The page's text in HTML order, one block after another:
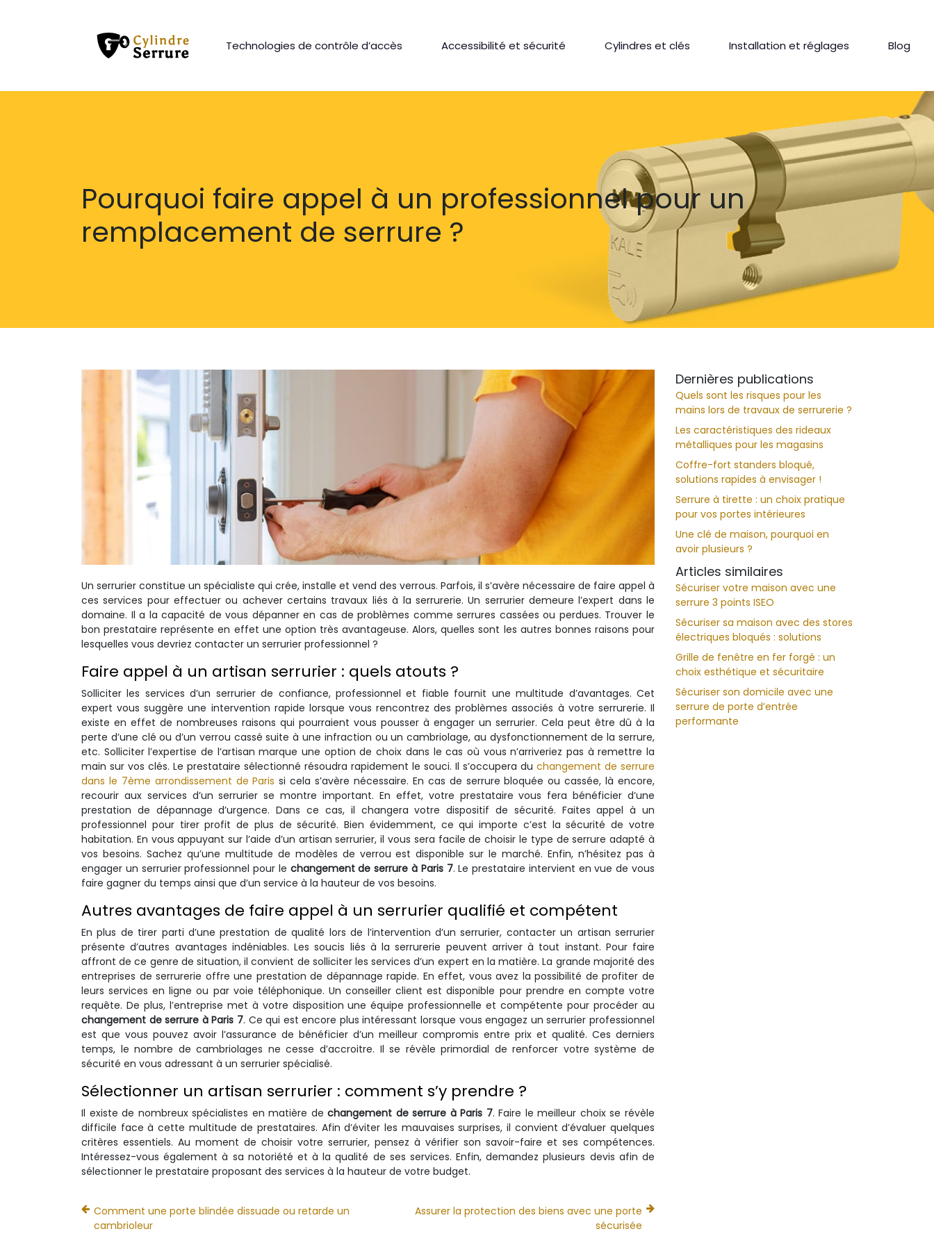
Technologies de contrôle d’accès Accessibilité et sécurité Cylindres et clés Installation et réglages Blog
Pourquoi faire appel à un professionnel pour un
remplacement de serrure ?
Un serrurier constitue un spécialiste qui crée, installe et vend des verrous. Parfois, il s’avère nécessaire de faire appel à
ces services pour effectuer ou achever certains travaux liés à la serrurerie. Un serrurier demeure l’expert dans le
domaine. Il a la capacité de vous dépanner en cas de problèmes comme serrures cassées ou perdues. Trouver le
bon prestataire représente en effet une option très avantageuse. Alors, quelles sont les autres bonnes raisons pour
lesquelles vous devriez contacter un serrurier professionnel ?
Faire appel à un artisan serrurier : quels atouts ?
Solliciter les services d’un serrurier de confiance, professionnel et fiable fournit une multitude d’avantages. Cet
expert vous suggère une intervention rapide lorsque vous rencontrez des problèmes associés à votre serrurerie. Il
existe en effet de nombreuses raisons qui pourraient vous pousser à engager un serrurier. Cela peut être dû à la
perte d’une clé ou d’un verrou cassé suite à une infraction ou un cambriolage, au dysfonctionnement de la serrure,
etc. Solliciter l’expertise de l’artisan marque une option de choix dans le cas où vous n’arriveriez pas à remettre la
main sur vos clés. Le prestataire sélectionné résoudra rapidement le souci. Il s’occupera du changement de serrure
dans le 7ème arrondissement de Paris si cela s’avère nécessaire. En cas de serrure bloquée ou cassée, là encore,
recourir aux services d’un serrurier se montre important. En effet, votre prestataire vous fera bénéficier d’une
prestation de dépannage d’urgence. Dans ce cas, il changera votre dispositif de sécurité. Faites appel à un
professionnel pour tirer profit de plus de sécurité. Bien évidemment, ce qui importe c’est la sécurité de votre
habitation. En vous appuyant sur l’aide d’un artisan serrurier, il vous sera facile de choisir le type de serrure adapté à
vos besoins. Sachez qu’une multitude de modèles de verrou est disponible sur le marché. Enfin, n’hésitez pas à
engager un serrurier professionnel pour le changement de serrure à Paris 7. Le prestataire intervient en vue de vous
faire gagner du temps ainsi que d’un service à la hauteur de vos besoins.
Autres avantages de faire appel à un serrurier qualifié et compétent
En plus de tirer parti d’une prestation de qualité lors de l’intervention d’un serrurier, contacter un artisan serrurier
présente d’autres avantages indéniables. Les soucis liés à la serrurerie peuvent arriver à tout instant. Pour faire
affront de ce genre de situation, il convient de solliciter les services d’un expert en la matière. La grande majorité des
entreprises de serrurerie offre une prestation de dépannage rapide. En effet, vous avez la possibilité de profiter de
leurs services en ligne ou par voie téléphonique. Un conseiller client est disponible pour prendre en compte votre
requête. De plus, l’entreprise met à votre disposition une équipe professionnelle et compétente pour procéder au
changement de serrure à Paris 7. Ce qui est encore plus intéressant lorsque vous engagez un serrurier professionnel
est que vous pouvez avoir l’assurance de bénéficier d’un meilleur compromis entre prix et qualité. Ces derniers
temps, le nombre de cambriolages ne cesse d’accroitre. Il se révèle primordial de renforcer votre système de
sécurité en vous adressant à un serrurier spécialisé.
Sélectionner un artisan serrurier : comment s’y prendre ?
Il existe de nombreux spécialistes en matière dechangement de serrure à Paris 7. Faire le meilleur choix se révèle
difficile face à cette multitude de prestataires. Afin d’éviter les mauvaises surprises, il convient d’évaluer quelques
critères essentiels. Au moment de choisir votre serrurier, pensez à vérifier son savoir-faire et ses compétences.
Intéressez-vous également à sa notoriété et à la qualité de ses services. Enfin, demandez plusieurs devis afin de
sélectionner le prestataire proposant des services à la hauteur de votre budget.
Comment une porte blindée dissuade ou retarde un
cambrioleur
Assurer la protection des biens avec une porte
sécurisée
Dernières publications
Quels sont les risques pour les
mains lors de travaux de serrurerie ?
Les caractéristiques des rideaux
métalliques pour les magasins
Coffre-fort standers bloqué,
solutions rapides à envisager !
Serrure à tirette : un choix pratique
pour vos portes intérieures
Une clé de maison, pourquoi en
avoir plusieurs ?
Articles similaires
Sécuriser votre maison avec une
serrure 3 points ISEO
Sécuriser sa maison avec des stores
électriques bloqués : solutions
Grille de fenêtre en fer forgé : un
choix esthétique et sécuritaire
Sécuriser son domicile avec une
serrure de porte d’entrée
performante